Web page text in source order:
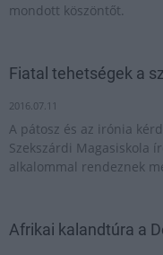
mondott köszöntőt.
Fiatal tehetségek a
2016.07.11
A pátosz és az irónia
Szekszárdi Magasiskola
alkalommal rendeznek
Afrikai kalandtúra a